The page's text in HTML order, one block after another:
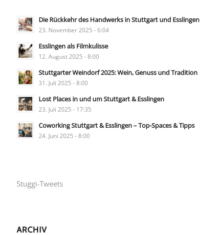
Die Rückkehr des Handwerks in Stuttgart und Esslingen
23. November 2025 - 6:04
Esslingen als Filmkulisse
12. August 2025 - 8:00
Stuttgarter Weindorf 2025: Wein, Genuss und Tradition
31. Juli 2025 - 8:00
Lost Places in und um Stuttgart & Esslingen
23. Juli 2025 - 17:35
Coworking Stuttgart & Esslingen – Top-Spaces & Tipps
24. Juni 2025 - 8:00
Stuggi-Tweets
ARCHIV